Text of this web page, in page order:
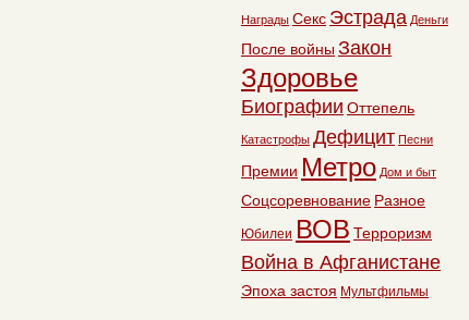
Награды Секс Эстрада Деньги
После войны Закон
Здоровье
Биографии Оттепель
Катастрофы Дефицит Песни
Премии Метро Дом и быт
Соцсоревнование Разное
Юбилеи ВОВ Терроризм
Война в Афганистане
Эпоха застоя Мультфильмы